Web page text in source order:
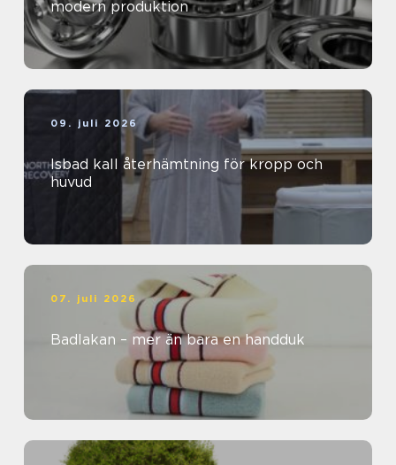
modern produktion
09. juli 2026
Isbad kall återhämtning för kropp och
huvud
07. juli 2026
Badlakan – mer än bara en handduk